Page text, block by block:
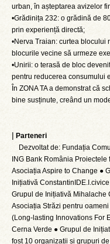
urban, în așteptarea avizelor
•Grădinița 232: o grădină de
prin experiență directă;
•Nerva Traian: curtea blocului
blocurile vecine să urmeze
•Unirii: o terasă de bloc
pentru reducerea consumului
În ZONA TA a demonstrat că
bine susținute, creând un
| Parteneri
Dezvoltat de: Fundația
ING Bank România
Asociația Aspire to Change ●
Inițiativă
Grupul de Inițiativă Mihalache
Asociația Străzi pentru
(Long-lasting Innovations For
Cerna Verde ● Grupul de
fost 10 organizații și grupuri